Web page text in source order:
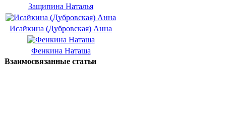
Защипина Наталья
Исайкина (Дубровская) Анна
Фенкина Наташа
Взаимосвязанные статьи